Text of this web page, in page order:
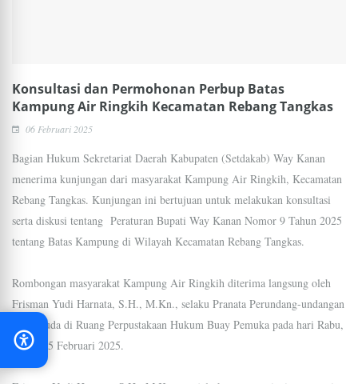
Konsultasi dan Permohonan Perbup Batas
Kampung Air Ringkih Kecamatan Rebang Tangkas
06 Februari 2025
Bagian Hukum Sekretariat Daerah Kabupaten (Setdakab) Way Kanan
menerima kunjungan dari masyarakat Kampung Air Ringkih, Kecamatan
Rebang Tangkas. Kunjungan ini bertujuan untuk melakukan konsultasi
serta diskusi tentang Peraturan Bupati Way Kanan Nomor 9 Tahun 2025
tentang Batas Kampung di Wilayah Kecamatan Rebang Tangkas.
Rombongan masyarakat Kampung Air Ringkih diterima langsung oleh
Frisman Yudi Harnata, S.H., M.Kn., selaku Pranata Perundang-undangan
Ahli Muda di Ruang Perpustakaan Hukum Buay Pemuka pada hari Rabu,
tanggal 5 Februari 2025.